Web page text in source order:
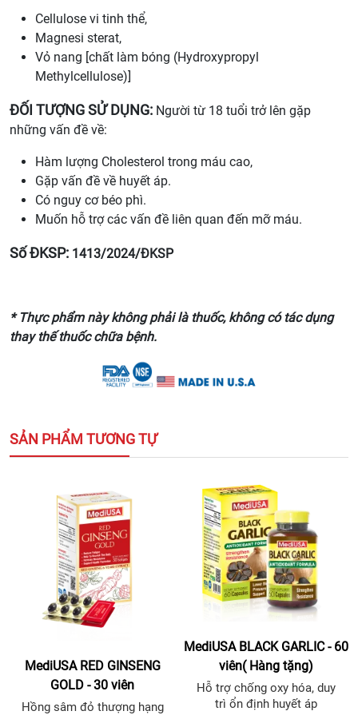
Cellulose vi tinh thể,
Magnesi sterat,
Vỏ nang [chất làm bóng (Hydroxypropyl
Methylcellulose)]
ĐỐI TƯỢNG SỬ DỤNG: Người từ 18 tuổi trở lên gặp
những vấn đề về:
Hàm lượng Cholesterol trong máu cao,
Gặp vấn đề về huyết áp.
Có nguy cơ béo phì.
Muốn hỗ trợ các vấn đề liên quan đến mỡ máu.
Số ĐKSP: 1413/2024/ĐKSP
* Thực phẩm này không phải là thuốc, không có tác dụng
thay thế thuốc chữa bệnh.
SẢN PHẨM TƯƠNG TỰ
MediUSA RED GINSENG
GOLD - 30 viên
Hồng sâm đỏ thượng hạng
MediUSA BLACK GARLIC - 60
viên( Hàng tặng)
Hỗ trợ chống oxy hóa, duy
trì ổn định huyết áp